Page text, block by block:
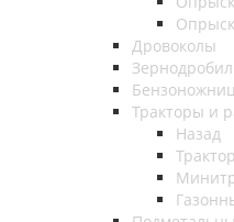
Дровоколы
Тракторы и
Назад